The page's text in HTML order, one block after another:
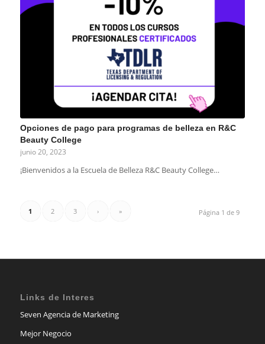
Opciones de pago para programas de belleza en R&C
Beauty College
junio 20, 2023
¡Bienvenidos a la Escuela de Belleza R&C Beauty College…
Página 1 de 9
1 2 3 › »
Links de Interes
Seven Agencia de Marketing
Mejor Negocio